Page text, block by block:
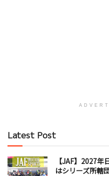
Latest Post
【JAF】2027
はシリーズ所轄